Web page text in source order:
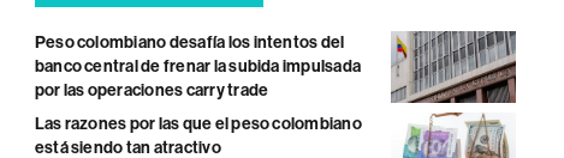
Peso colombiano desafía los intentos del
banco central de frenar la subida impulsada
por las operaciones carry trade
Las razones por las que el peso colombiano
está siendo tan atractivo